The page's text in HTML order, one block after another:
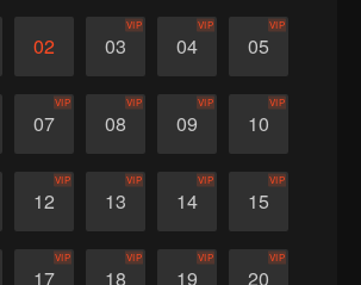
02 03
VIP
04
VIP
05
VIP
07
VIP
08
VIP
09
VIP
10
VIP
12
VIP
13
VIP
14
VIP
15
VIP
17
VIP
18
VIP
19
VIP
20
VIP